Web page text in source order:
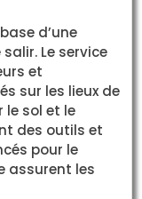
d’une
Le service
et
sur les lieux de
sol et le
des outils et
pour le
assurent les